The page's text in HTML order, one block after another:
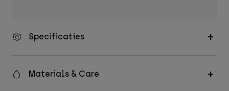
Specificaties
Materials & Care